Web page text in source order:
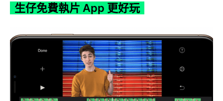
生仔免費執片 App 更好玩